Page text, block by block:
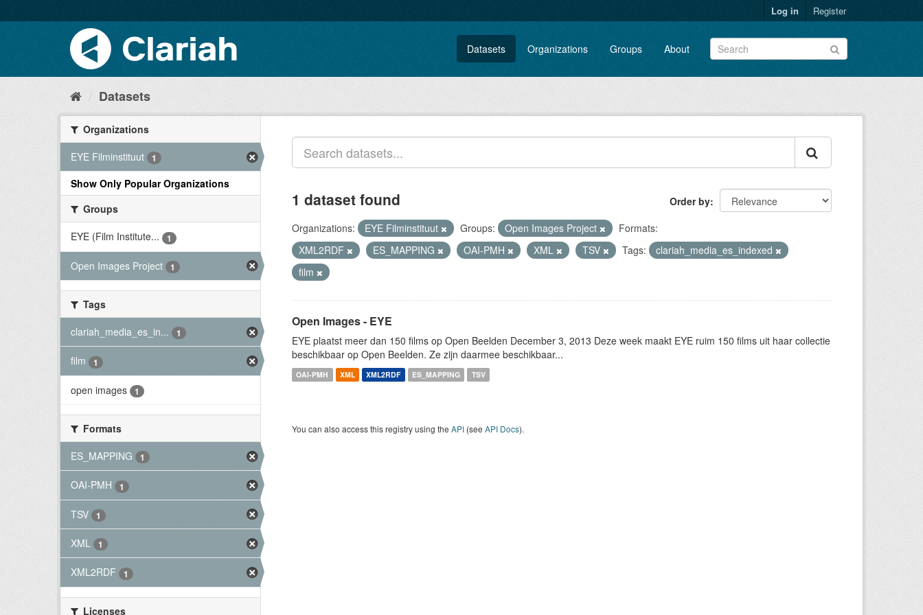
Log in Register
Datasets Organizations Groups About
Datasets
Organizations
EYE Filminstituut
1
Show Only Popular Organizations
Groups
EYE (Film Institute...
1
Open Images Project 1
Tags
clariah_media_es_in...
1
film 1
open images 1
Formats
ES_MAPPING
1
OAI-PMH 1
TSV 1
XML 1
XML2RDF 1
Licenses
Order by
1 dataset found
Organizations: EYE Filminstituut Groups: Open Images Project
Formats:
XML2RDF
ES_MAPPING OAI-PMH XML TSV Tags:
clariah_media_es_indexed
film
Open Images - EYE
EYE plaatst meer dan 150 films op Open Beelden December 3, 2013 Deze week maakt EYE ruim 150 films uit haar collectie
beschikbaar op Open Beelden. Ze zijn daarmee beschikbaar...
OAI-PMH XML XML2RDF ES_MAPPING TSV
You can also access this registry using the API (see API Docs).